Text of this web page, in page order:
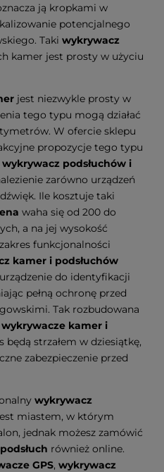
ją kropkami w
potencjalnego
Taki wykrywacz
kamer jest prosty w użyciu
jest niezwykle prosty w
tego typu mogą działać
W ofercie sklepu
propozycje tego typu
wykrywacz podsłuchów i
zarówno urządzeń
Ile kosztuje taki
waha się od 200 do
a na jej wysokość
funkcjonalności
kamer i podsłuchów
do identyfikacji
pełną ochronę przed
Tak rozbudowana
wykrywacze kamer i
będą strzałem w dziesiątkę,
zabezpieczenie przed
wykrywacz
miastem, w którym
jednak możesz zamówić
również online.
GPS, wykrywacz